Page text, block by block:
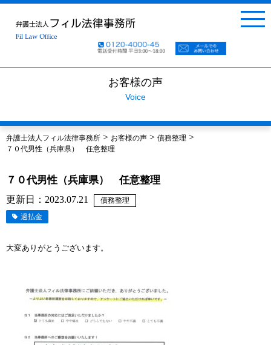
お客様の声
Voice
弁護士法人フィル法律事務所 > お客様の声 > 債務整理 >
７０代男性（兵庫県） 任意整理
７０代男性（兵庫県） 任意整理
更新日：2023.07.21
債務整理
過払金
大変ありがとうございます。